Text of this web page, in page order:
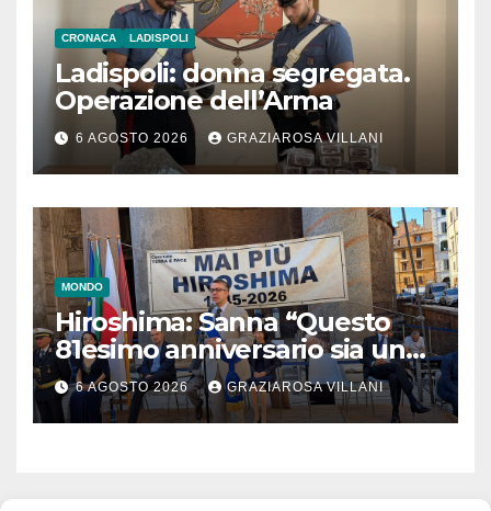
CRONACA LADISPOLI
Ladispoli: donna segregata.
Operazione dell’Arma
6 AGOSTO 2026 GRAZIAROSA VILLANI
MONDO
Hiroshima: Sanna “Questo
81esimo anniversario sia un
monito per tutti”
6 AGOSTO 2026 GRAZIAROSA VILLANI